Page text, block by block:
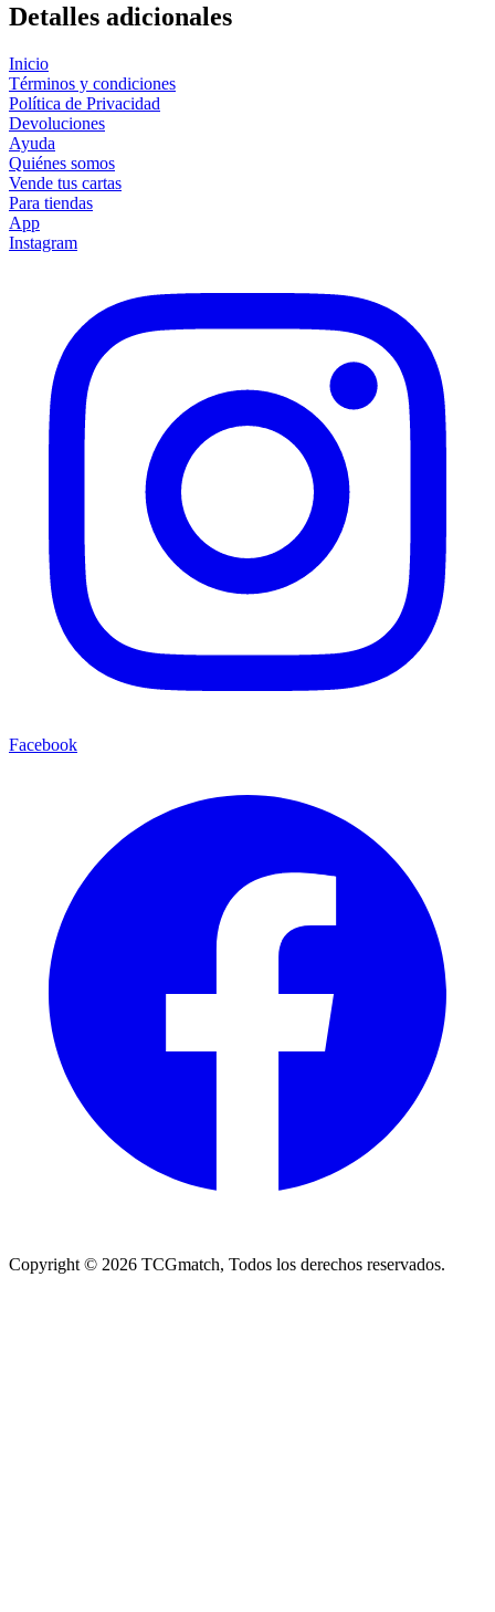
Detalles adicionales
Inicio
Términos y condiciones
Política de Privacidad
Devoluciones
Ayuda
Quiénes somos
Vende tus cartas
Para tiendas
App
Instagram
Facebook
Copyright © 2026 TCGmatch, Todos los derechos reservados.